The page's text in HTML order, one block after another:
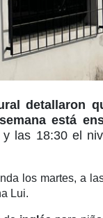
detallaron
está
las 18:30 el
los martes, a
Lui.